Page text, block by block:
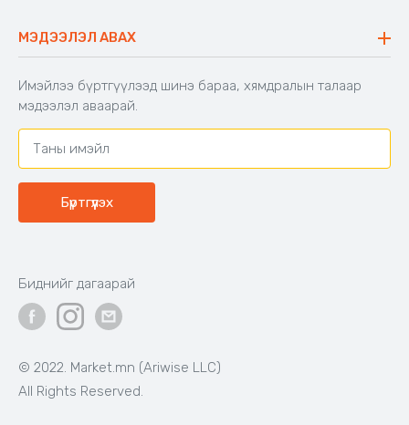
Аяны түшлэгтэй сандал
Буцаалтын журам
Захиалга шалгах
Хамтран ажиллах
Холбоо барих
МЭДЭЭЛЭЛ АВАХ
Имэйлээ бүртгүүлээд шинэ бараа, хямдралын талаар
мэдээлэл аваарай.
Бүртгүүлэх
© 2022. Market.mn (Ariwise LLC)
All Rights Reserved.
Биднийг дагаарай